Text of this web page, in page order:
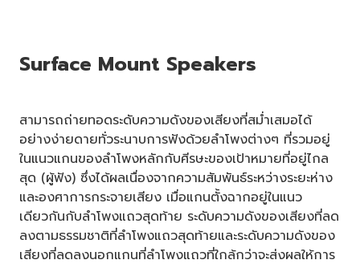
Surface Mount Speakers
สามารถถ่ายทอดระดับความดังของเสียงที่สม่ำเสมอได้
อย่างง่ายดายทั่วระนาบการฟังด้วยลำโพงต่างๆ ที่รวมอยู่
ในแนวแกนของลำโพงหลักกับศีรษะของเป้าหมายที่อยู่ไกล
สุด (ผู้ฟัง) ซึ่งได้ผลเนื่องจากความสัมพันธ์ระหว่างระยะห่าง
และองศาการกระจายเสียง เมื่อแกนตั้งฉากอยู่ในแนว
เดียวกันกับลำโพงแถวสุดท้าย ระดับความดังของเสียงที่ลด
ลงตามธรรมชาติที่ลำโพงแถวสุดท้ายและระดับความดังของ
เสียงที่ลดลงนอกแกนที่ลำโพงแถวที่ใกล้กว่าจะส่งผลให้การ